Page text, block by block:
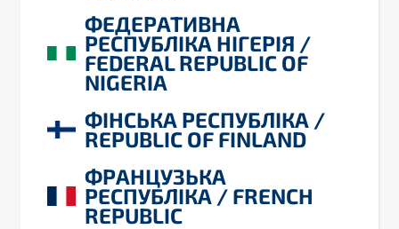
ФЕДЕРАТИВНА
РЕСПУБЛІКА НІГЕРІЯ /
FEDERAL REPUBLIC OF
NIGERIA
ФІНСЬКА РЕСПУБЛІКА /
REPUBLIC OF FINLAND
ФРАНЦУЗЬКА
РЕСПУБЛІКА / FRENCH
REPUBLIC